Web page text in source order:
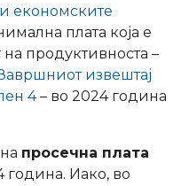
економските
плата која е
на продуктивноста –
извештај
4– во 2024 година
просечна плата
Иако, во